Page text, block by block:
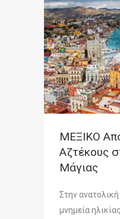
ΜΕΞΙΚΟ
Αζτέκους
Μάγιας
Στην
μνημεία